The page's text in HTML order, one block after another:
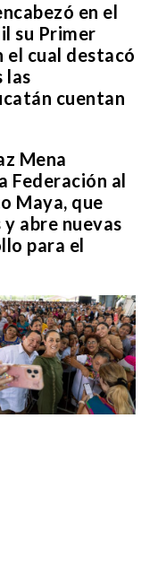
en el
su Primer
el cual destacó
las
cuentan
Mena
Federación al
Maya, que
abre nuevas
para el